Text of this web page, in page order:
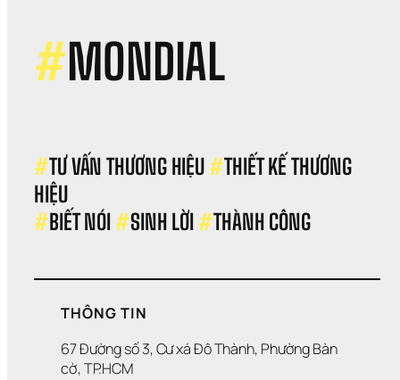
#MONDIAL
#TƯ VẤN THƯƠNG HIỆU #THIẾT KẾ THƯƠNG
HIỆU
#BIẾT NÓI #SINH LỜI #THÀNH CÔNG
THÔNG TIN
67 Đường số 3, Cư xá Đô Thành, Phường Bàn
cờ, TP.HCM